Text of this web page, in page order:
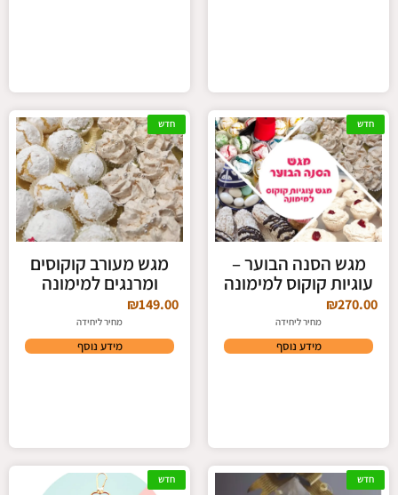
חדש
מגש הסנה הבוער –
עוגיות קוקוס למימונה
₪270.00
מחיר ליחידה
מידע נוסף
חדש
מגש מעורב קוקוסים
ומרנגים למימונה
₪149.00
מחיר ליחידה
מידע נוסף
חדש חדש